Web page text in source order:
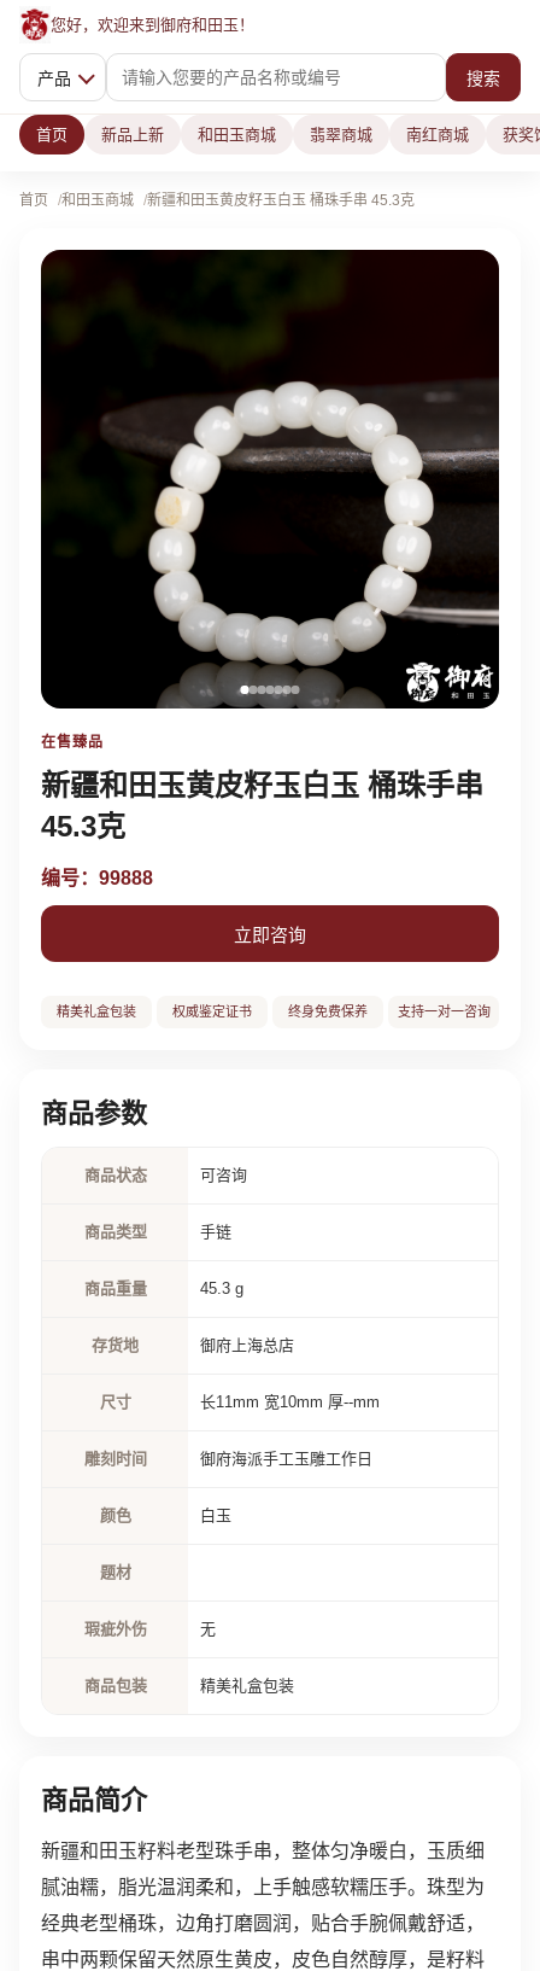
您好，欢迎来到御府和田玉！
产品 搜索
首页 新品上新 和田玉商城 翡翠商城 南红商城 获奖
首页 和田玉商城 新疆和田玉黄皮籽玉白玉 桶珠手串 45.3克
在售臻品
新疆和田玉黄皮籽玉白玉 桶珠手串
45.3克
编号：99888
立即咨询
精美礼盒包装 权威鉴定证书 终身免费保养 支持一对一咨询
商品参数
商品状态 可咨询
商品类型 手链
商品重量 45.3 g
存货地 御府上海总店
尺寸 长11mm 宽10mm 厚--mm
雕刻时间 御府海派手工玉雕工作日
颜色 白玉
题材
瑕疵外伤 无
商品包装 精美礼盒包装
商品简介
新疆和田玉籽料老型珠手串，整体匀净暖白，玉质细
腻油糯，脂光温润柔和，上手触感软糯压手。珠型为
经典老型桶珠，边角打磨圆润，贴合手腕佩戴舒适，
串中两颗保留天然原生黄皮，皮色自然醇厚，是籽料